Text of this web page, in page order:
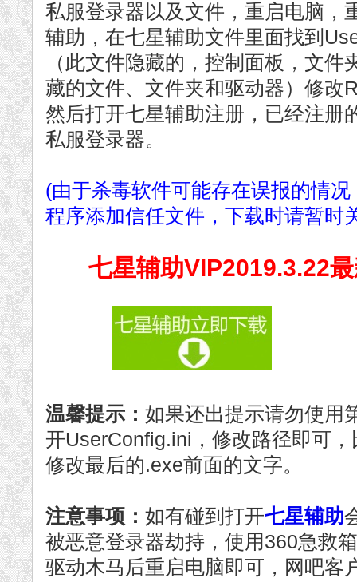
私服登录器以及文件，重启电脑，
辅助，在七星辅助文件里面找到
（此文件隐藏的，控制面板，文
藏的文件、文件夹和驱动器）修改
然后打开七星辅助注册，已经注册
私服登录器。
(由于杀毒软件可能存在误报的情
程序添加信任文件，下载时请暂时
七星辅助VIP2019.3.22
温馨提示： 如果还出提示请勿使用
开UserConfig.ini，修改路径即可
修改最后的.exe前面的文字。
注意事项： 如有碰到打开七星辅助
被恶意登录器劫持，使用360急救
驱动木马后重启电脑即可，网吧客